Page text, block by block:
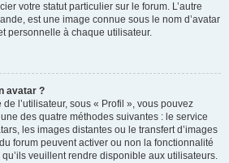
votre statut particulier sur le forum. L’autre
est une image connue sous le nom d’avatar
personnelle à chaque utilisateur.
avatar ?
l’utilisateur, sous « Profil », vous pouvez
des quatre méthodes suivantes : le service
les images distantes ou le transfert d’images
forum peuvent activer ou non la fonctionnalité
veuillent rendre disponible aux utilisateurs.